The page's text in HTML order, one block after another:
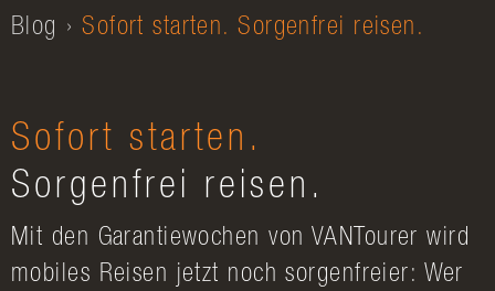
Blog Sofort starten. Sorgenfrei reisen.
Sofort starten.
Sorgenfrei reisen.
Mit den Garantiewochen von VANTourer wird
mobiles Reisen jetzt noch sorgenfreier: Wer